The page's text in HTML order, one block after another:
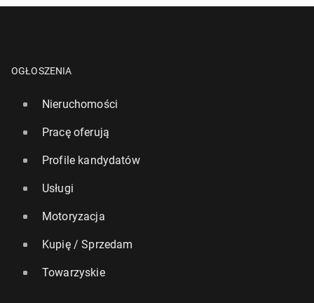
OGŁOSZENIA
Nieruchomości
Pracę oferują
Profile kandydatów
Usługi
Motoryzacja
Kupię / Sprzedam
Towarzyskie